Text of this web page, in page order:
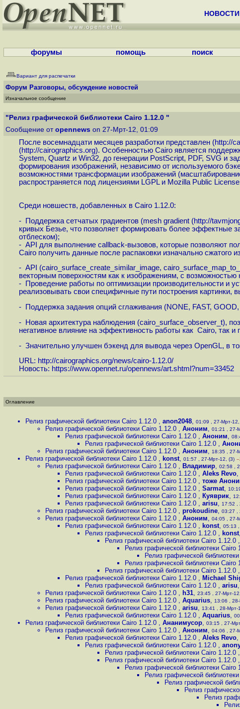
НОВОСТИ
форумы помощь поиск
Вариант для распечатки
Форум Разговоры, обсуждение новостей
Изначальное сообщение
"Релиз графической библиотеки Cairo 1.12.0 "
Сообщение от opennews on 27-Мрт-12, 01:09
После восемнадцати месяцев разработки представлен (http://
(http://cairographics.org). Особенностью Cairo является
System, Quartz и Win32, до генерации PostScript, PDF, SVG и
формирования изображений, независимо от используемого
возможностями трансформации изображений
распространяется под лицензиями LGPL и Mozilla Public
Среди новшеств, добавленных в Cairo 1.12.0:
- Поддержка сетчатых градиентов (mesh gradient (http://
кривых Безье, что позволяет формировать более эффектные
отблеском);
- API для выполнение callback-вызовов, которые позволяют
Cairo получить данные после распаковки изначально сжатого
- API (cairo_surface_create_similar_image,
векторным поверхностям как к изображениям, с
- Проведение работы по оптимизации производительности и
реализовывать свои специфичные пути построения
- Поддержка задания опций сглаживания (NONE, FAST,
- Новая архитектура наблюдения (cairo_surface_observer_t),
негативное влияние на эффективность работы как Cairo, так и
- Значительно улучшен бэкенд для вывода через OpenGL, в
URL: http://cairographics.org/news/cairo-1.12.0/
Новость: https://www.opennet.ru/opennews/art.shtml?num=33452
Оглавление
Релиз графической библиотеки Cairo 1.12.0 , anon2048, 01:09 , 27-Мрт-12,
Релиз графической библиотеки Cairo 1.12.0 , Аноним, 01:21 , 27-
Релиз графической библиотеки Cairo 1.12.0 , Аноним,
Релиз графической библиотеки Cairo 1.12.0 ,
Релиз графической библиотеки Cairo 1.12.0 , Аноним, 18:35 , 27-
Релиз графической библиотеки Cairo 1.12.0 , konst, 01:57 , 27-Мрт-12, (3)
Релиз графической библиотеки Cairo 1.12.0 , Владимир, 02:58 ,
Релиз графической библиотеки Cairo 1.12.0 , Aleks Revo,
Релиз графической библиотеки Cairo 1.12.0 , тоже
Релиз графической библиотеки Cairo 1.12.0 , Sarmat,
Релиз графической библиотеки Cairo 1.12.0 , Куяврик,
Релиз графической библиотеки Cairo 1.12.0 , arisu, 17:52 ,
Релиз графической библиотеки Cairo 1.12.0 , prokoudine, 03:27 ,
Релиз графической библиотеки Cairo 1.12.0 , Аноним, 04:05 , 27-
Релиз графической библиотеки Cairo 1.12.0 , konst, 05:13
Релиз графической библиотеки Cairo 1.12.0 , konst,
Релиз графической библиотеки Cairo 1.12.0 ,
Релиз графической библиотеки Cairo
Релиз графической
Релиз графической библиотеки Cairo
Релиз графической библиотеки Cairo 1.12.0 ,
Релиз графической библиотеки Cairo 1.12.0 , Michael
Релиз графической библиотеки Cairo 1.12.0 , arisu,
Релиз графической библиотеки Cairo 1.12.0 , h31, 23:45 , 27-Мрт-
Релиз графической библиотеки Cairo 1.12.0 , Aquarius, 13:06 ,
Релиз графической библиотеки Cairo 1.12.0 , arisu, 13:41 , 28-Мрт-
Релиз графической библиотеки Cairo 1.12.0 , Aquarius,
Релиз графической библиотеки Cairo 1.12.0 , Ананимусор, 03:15 , 27-
Релиз графической библиотеки Cairo 1.12.0 , Аноним, 04:06 , 27-
Релиз графической библиотеки Cairo 1.12.0 , Aleks Revo,
Релиз графической библиотеки Cairo 1.12.0 ,
Релиз графической библиотеки Cairo 1.12.0 ,
Релиз графической библиотеки Cairo 1.12.0 ,
Релиз графической библиотеки Cairo
Релиз графической
Релиз графической
Релиз
Релиз